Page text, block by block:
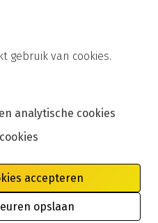
gebruik van cookies.
analytische cookies
accepteren
opslaan